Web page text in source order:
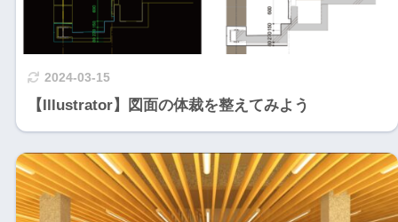
2024-03-15
【Illustrator】図面の体裁を整えてみよう